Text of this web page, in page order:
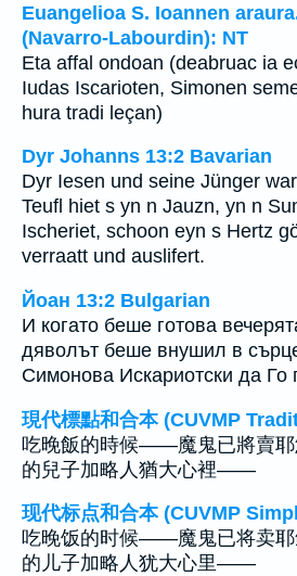
Euangelioa S. Ioannen
(Navarro-Labourdin): NT
Eta affal ondoan (deabruac ia
Iudas Iscarioten, Simonen
hura tradi leçan)
Dyr Johanns 13:2 Bavarian
Dyr Iesen und seine Jünger
Teufl hiet s yn n Jauzn, yn n
Ischeriet, schoon eyn s Hertz
verraatt und auslifert.
Йоан 13:2 Bulgarian
И когато беше готова
дяволът беше внушил в
Симонова Искариотски да Го
現代標點和合本 (CUVMP
吃晚飯的時候——魔鬼已將賣耶
的兒子加略人猶大心裡——
现代标点和合本 (CUVMP
吃晚饭的时候——魔鬼已将卖耶
的儿子加略人犹大心里——